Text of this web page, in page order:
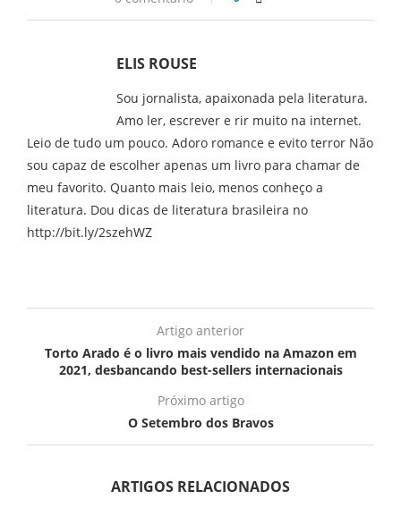
ELIS ROUSE
Sou jornalista, apaixonada pela literatura.
Amo ler, escrever e rir muito na internet.
Leio de tudo um pouco. Adoro romance e evito terror Não
sou capaz de escolher apenas um livro para chamar de
meu favorito. Quanto mais leio, menos conheço a
literatura. Dou dicas de literatura brasileira no
http://bit.ly/2szehWZ
Artigo anterior
Torto Arado é o livro mais vendido na Amazon em
2021, desbancando best-sellers internacionais
Próximo artigo
O Setembro dos Bravos
ARTIGOS RELACIONADOS